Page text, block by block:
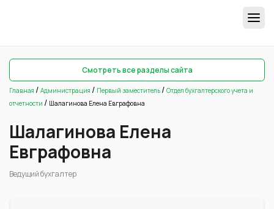
Смотреть все разделы сайта
Главная / Администрация / Первый заместитель / Отдел бухгалтерского учета и
отчетности / Шалагинова Елена Евграфовна
Шалагинова Елена
Евграфовна
Ведущий бухгалтер